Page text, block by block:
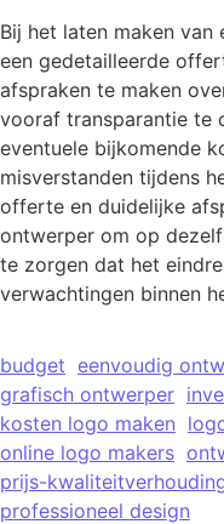
Bij het laten maken
een gedetailleerde
afspraken te maken
vooraf transparantie te
eventuele bijkomende
misverstanden tijdens
offerte en duidelijke
ontwerper om op
te zorgen dat het
verwachtingen binnen
budget eenvoudig
grafisch ontwerper
kosten logo maken
online logo makers
prijs-
professioneel design